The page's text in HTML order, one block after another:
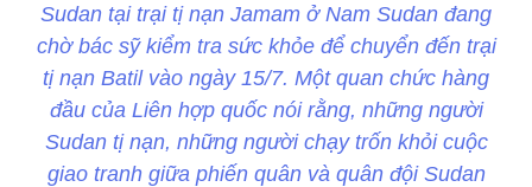
Sudan tại trại tị nạn Jamam ở Nam Sudan đang
chờ bác sỹ kiểm tra sức khỏe để chuyển đến trại
tị nạn Batil vào ngày 15/7. Một quan chức hàng
đầu của Liên hợp quốc nói rằng, những người
Sudan tị nạn, những người chạy trốn khỏi cuộc
giao tranh giữa phiến quân và quân đội Sudan